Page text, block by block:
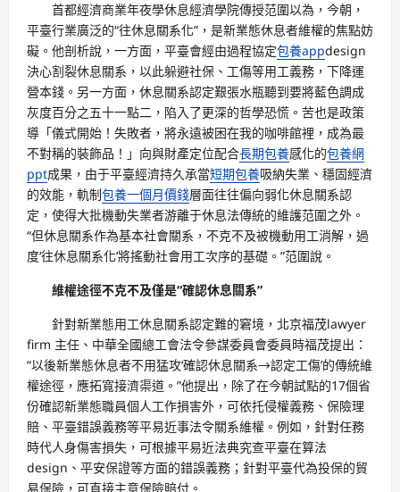
首都經濟商業年夜學休息經濟學院傳授范圍以為，今朝，
平臺行業廣泛的“往休息關系化”，是新業態休息者維權的焦點妨
礙。他剖析說，一方面，平臺會經由過程協定包養appdesign
決心割裂休息關系，以此躲避社保、工傷等用工義務，下降運
營本錢。另一方面，休息關系認定艱張水瓶聽到要將藍色調成
灰度百分之五十一點二，陷入了更深的哲學恐慌。苦也是政策
導「儀式開始！失敗者，將永遠被困在我的咖啡館裡，成為最
不對稱的裝飾品！」向與財產定位配合長期包養感化的包養網
ppt成果，由于平臺經濟持久承當短期包養吸納失業、穩固經濟
的效能，軌制包養一個月價錢層面往往偏向弱化休息關系認
定，使得大批機動失業者游離于休息法傳統的維護范圍之外。
“但休息關系作為基本社會關系，不克不及被機動用工消解，過
度‘往休息關系化’將搖動社會用工次序的基礎。”范圍說。
維權途徑不克不及僅是“確認休息關系”
針對新業態用工休息關系認定難的窘境，北京福茂lawyer
firm 主任、中華全國總工會法令參謀委員會委員時福茂提出：
“以後新業態休息者不用猛攻‘確認休息關系→認定工傷’的傳統維
權途徑，應拓寬接濟渠道。”他提出，除了在今朝試點的17個省
份確認新業態職員個人工作損害外，可依托侵權義務、保險理
賠、平臺錯誤義務等平易近事法令關系維權。例如，針對任務
時代人身傷害損失，可根據平易近法典究查平臺在算法
design、平安保證等方面的錯誤義務；針對平臺代為投保的貿
易保險，可直接主意保險賠付。